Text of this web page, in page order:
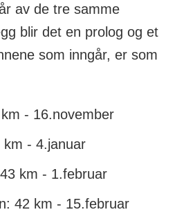
av de tre samme
blir det en prolog og et
som inngår, er som
- 16.november
km - 4.januar
km - 1.februar
42 km - 15.februar